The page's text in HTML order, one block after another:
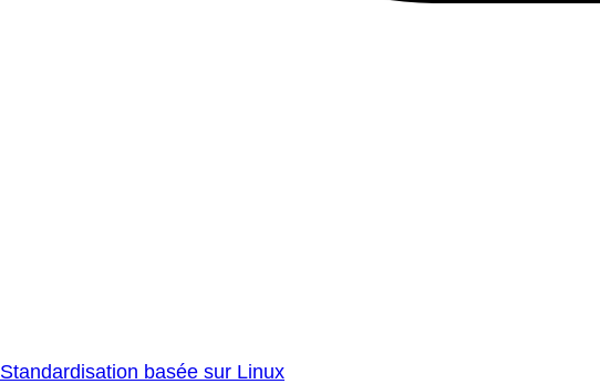
Standardisation basée sur Linux